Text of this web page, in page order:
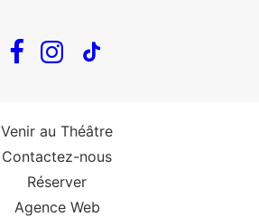
Venir au Théâtre
Contactez-nous
Réserver
Agence Web